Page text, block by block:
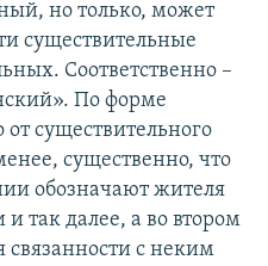
но только, может
существительные
Соответственно –
По форме
существительного
существенно, что
обозначают жителя
так далее, а во втором
связанности с неким